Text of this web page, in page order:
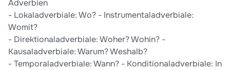
Adverbien
- Lokaladverbiale: Wo? - Instrumentaladverbiale:
Womit?
- Direktionaladverbiale: Woher? Wohin? -
Kausaladverbiale: Warum? Weshalb?
- Temporaladverbiale: Wann? - Konditionaladverbiale: In